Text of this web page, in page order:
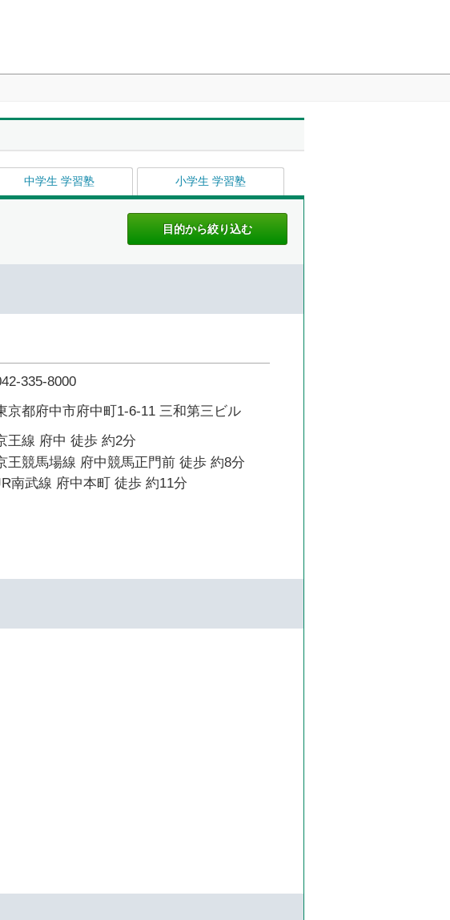
中学生 学習塾 小学生 学習塾
335-8000
京都府中市府中町1-6-11 三和第三ビル
王線 府中 徒歩 約2分
王競馬場線 府中競馬正門前 徒歩 約8分
南武線 府中本町 徒歩 約11分